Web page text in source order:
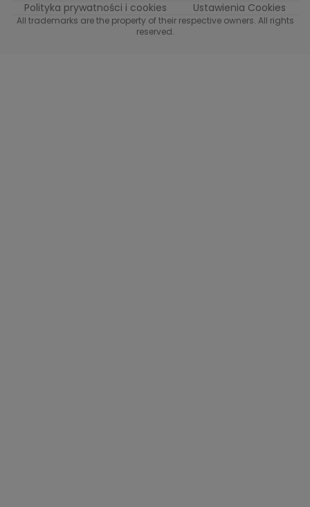
Polityka podatkowa
Biuro Reklamy
Informacje o nadawcy programu METRO
Polityka prywatności i cookies Ustawienia Cookies
All trademarks are the property of their respective owners. All rights
reserved.